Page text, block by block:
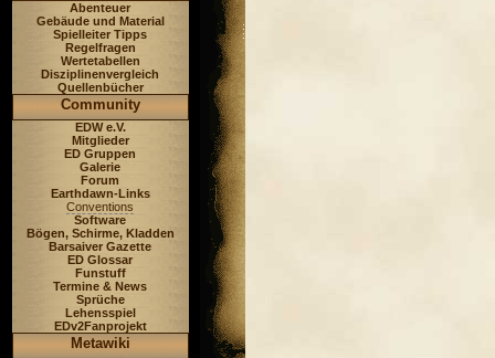
Abenteuer
Gebäude und Material
Spielleiter Tipps
Regelfragen
Wertetabellen
Disziplinenvergleich
Quellenbücher
Community
EDW e.V.
Mitglieder
ED Gruppen
Galerie
Forum
Earthdawn-Links
Conventions
Software
Bögen, Schirme, Kladden
Barsaiver Gazette
ED Glossar
Funstuff
Termine & News
Sprüche
Lehensspiel
EDv2Fanprojekt
Metawiki